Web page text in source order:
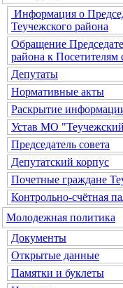
Информация о
Теучежского района
Обращение
района к Посетителям
Депутаты
Нормативные акты
Раскрытие
Устав МО
Председатель совета
Депутатский корпус
Почетные граждане
Контрольно-счётная
Молодежная политика
Документы
Открытые данные
Памятки и буклеты